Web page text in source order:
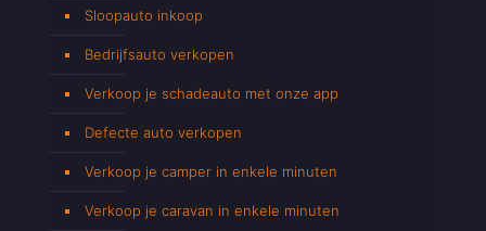
Sloopauto inkoop
Bedrijfsauto verkopen
Verkoop je schadeauto met onze app
Defecte auto verkopen
Verkoop je camper in enkele minuten
Verkoop je caravan in enkele minuten